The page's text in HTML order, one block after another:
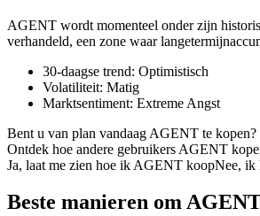
Futures met USDC als onderpand
AGENT wordt momenteel onder zijn
verhandeld, een zone waar
30-daagse trend: Optimistisch
Volatiliteit: Matig
Marktsentiment: Extreme Angst
Bent u van plan vandaag AGENT te kopen?
Ontdek hoe andere gebruikers AGENT
Ja, laat me zien hoe ik AGENT koopNee, ik
Beste manieren om